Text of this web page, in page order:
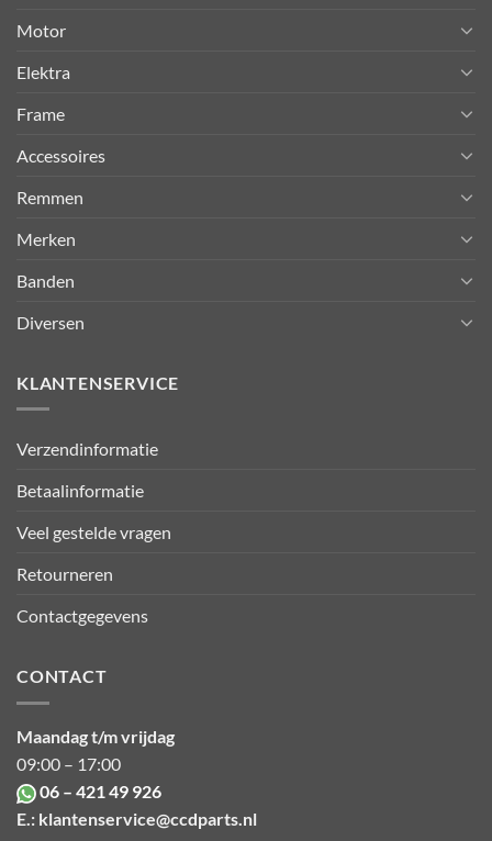
Motor
Elektra
Frame
Accessoires
Remmen
Merken
Banden
Diversen
KLANTENSERVICE
Verzendinformatie
Betaalinformatie
Veel gestelde vragen
Retourneren
Contactgegevens
CONTACT
Maandag t/m vrijdag
09:00 – 17:00
06 – 421 49 926
E.: klantenservice@ccdparts.nl